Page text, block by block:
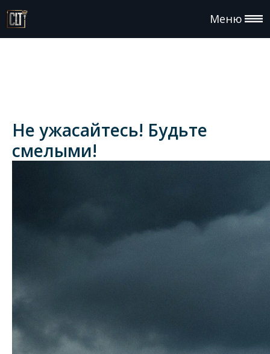
Меню
Не ужасайтесь! Будьте
смелыми!